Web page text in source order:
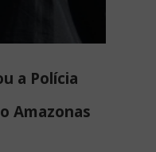
a Polícia
Amazonas